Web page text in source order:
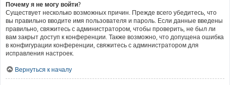
Почему я не могу войти?
Существует несколько возможных причин. Прежде всего убедитесь, что
вы правильно вводите имя пользователя и пароль. Если данные введены
правильно, свяжитесь с администратором, чтобы проверить, не был ли
вам закрыт доступ к конференции. Также возможно, что допущена ошибка
в конфигурации конференции, свяжитесь с администратором для
исправления настроек.
Вернуться к началу